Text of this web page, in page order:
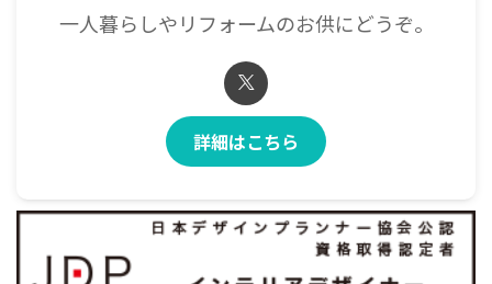
一人暮らしやリフォームのお供にどうぞ。
詳細はこちら